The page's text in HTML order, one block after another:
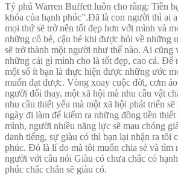
Tỷ phú Warren Buffett luôn cho rằng: Tiền
khóa của hạnh phúc”.Đã là con người thì ai
mọi thứ sẽ trở nên tốt đẹp hơn với mình và
những cô bé, cậu bé khi được hỏi về những
sẽ trở thành một người như thế nào. Ai cũng
những cái gì mình cho là tốt đẹp, cao cả. Để
một số ít bạn là thực hiện được những ước
muốn đạt được. Vòng xoay cuộc đời, cơm
người đổi thay, một xã hội mà nhu cầu vật
nhu cầu thiết yếu mà một xã hội phát triển
ngày đi làm để kiếm ra những đồng tiền thiết
mình, người nhiều năng lực sẽ mau chóng
danh tiếng, sự giàu có thì bạn lại nhận ra tôi
phúc. Đó là lí do mà tôi muốn chia sẻ và tìm
người với câu nói Giàu có chưa chắc có
phúc chắc chắn sẽ giàu có.